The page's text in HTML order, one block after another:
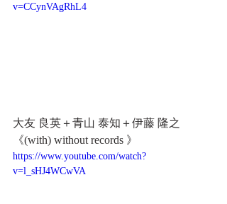
v=CCynVAgRhL4
大友 良英＋青山 泰知＋伊藤 隆之
《(with) without records 》
https://www.youtube.com/watch?
v=l_sHJ4WCwVA